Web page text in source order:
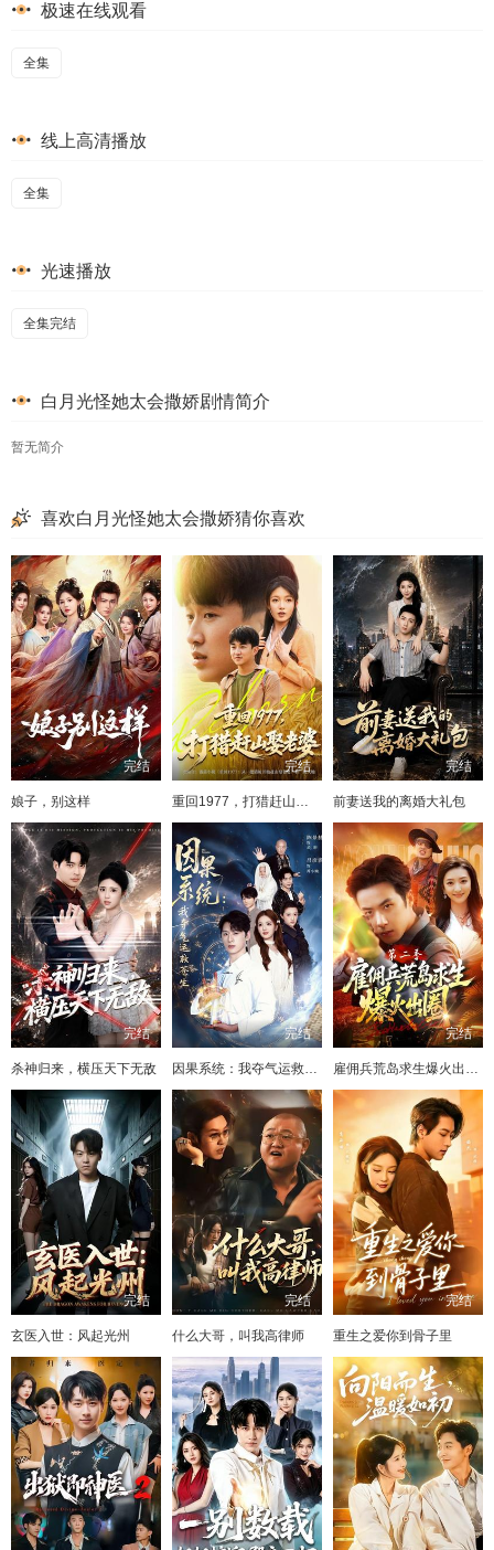
极速在线观看
全集
线上高清播放
全集
光速播放
全集完结
白月光怪她太会撒娇剧情简介
暂无简介
喜欢白月光怪她太会撒娇猜你喜欢
完结
娘子，别这样
完结
重回1977，打猎赶山娶老婆
完结
前妻送我的离婚大礼包
完结
杀神归来，横压天下无敌
完结
因果系统：我夺气运救苍生
完结
雇佣兵荒岛求生爆火出圈第二季
完结
玄医入世：风起光州
完结
什么大哥，叫我高律师
完结
重生之爱你到骨子里